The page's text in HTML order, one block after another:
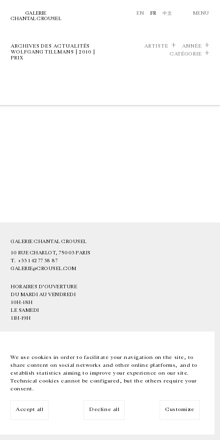
We use cookies in order to facilitate your navigation on the site, to
share content on social networks and other online platforms, and to
establish statistics aiming to improve your experience on our site.
Technical cookies cannot be configured, but the others require your
consent.
Accept all Decline all Customize
GALERIE
CHANTAL CROUSEL
EN FR 中文 MENU
ARCHIVES DES ACTUALITÉS
WOLFGANG TILLMANS | 2010 |
PRIX
ARTISTE
ANNÉE
CATÉGORIE
GALERIE CHANTAL CROUSEL
10 RUE CHARLOT, 75003 PARIS
T. +33 1 42 77 38 87
GALERIE@CROUSEL.COM
HORAIRES D'OUVERTURE
DU MARDI AU VENDREDI
10H-18H
LE SAMEDI
11H-19H
EN FR 中文 Facebook Instagram
Inscrivez-vous à notre newsletter